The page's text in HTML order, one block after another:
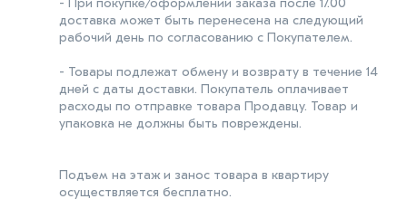
- При покупке/оформлении заказа после 17.00
доставка может быть перенесена на следующий
рабочий день по согласованию с Покупателем.
- Товары подлежат обмену и возврату в течение 14
дней с даты доставки. Покупатель оплачивает
расходы по отправке товара Продавцу. Товар и
упаковка не должны быть повреждены.
Подъем на этаж и занос товара в квартиру
осуществляется бесплатно.